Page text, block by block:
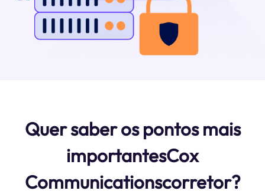
Quer saber os pontos mais
importantesCox
Communicationscorretor?